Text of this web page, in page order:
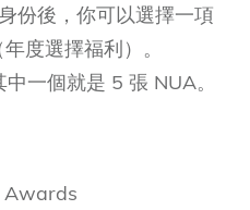
經營的賭注
開箱！銀行金庫變身
有個性的酒店
悅刷房攻略：亞洲4大
份後，你可以選擇一項
度選擇福利）。
一個就是 5 張 NUA。
Awards